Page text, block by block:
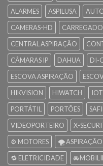
ALARMES
ASPILUSA
CAMERAS-HD
CENTRAL ASPIRAÇÃO
CÂMARAS IP
DAHUA DI-
ESCOVA ASPIRAÇÃO
HIKVISION
HIWATCH IOT
PORTÁTIL
PORTÕES
VIDEOPORTEIRO
X-
⚙️ MOTORES
🌪️ ASPIRAÇÃO
🔁 ELETRICIDADE
🚘